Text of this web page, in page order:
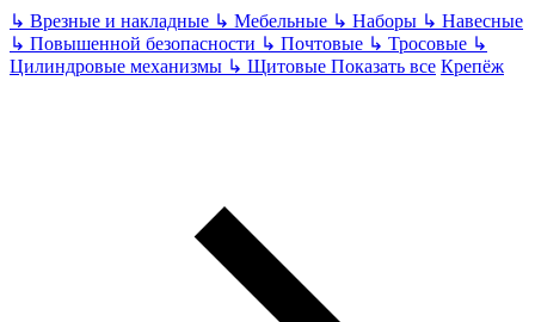
↳ Врезные и накладные ↳ Мебельные ↳ Наборы ↳ Навесные
↳ Повышенной безопасности ↳ Почтовые ↳ Тросовые ↳
Цилиндровые механизмы ↳ Щитовые Показать все Крепёж